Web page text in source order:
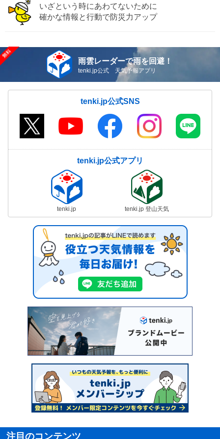
いざという時にあわてないために
確かな情報と行動で防災力アップ
雨雲レーダーで雨を回避！
tenki.jp公式 天気予報アプリ
tenki.jp公式SNS
tenki.jp公式アプリ
tenki.jp tenki.jp 登山天気
注目のコンテンツ